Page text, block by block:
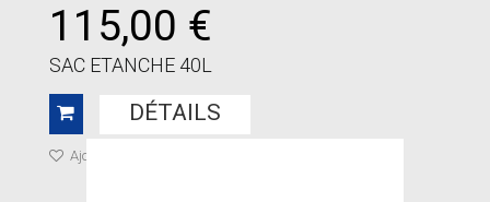
115,00 €
SAC ETANCHE 40L
DÉTAILS
Ajouter à ma liste de cadeaux